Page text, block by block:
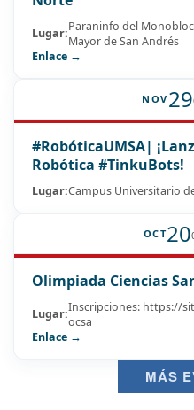
Lugar:Paraninfo del
Mayor de San Andrés
Enlace →
NOV 29
#RobóticaUMSA|
Robótica #TinkuBots!
Lugar:Campus Universitario
OCT20
Olimpiada Ciencias
Lugar:Inscripciones: https://
ocsa
Enlace →
MÁS